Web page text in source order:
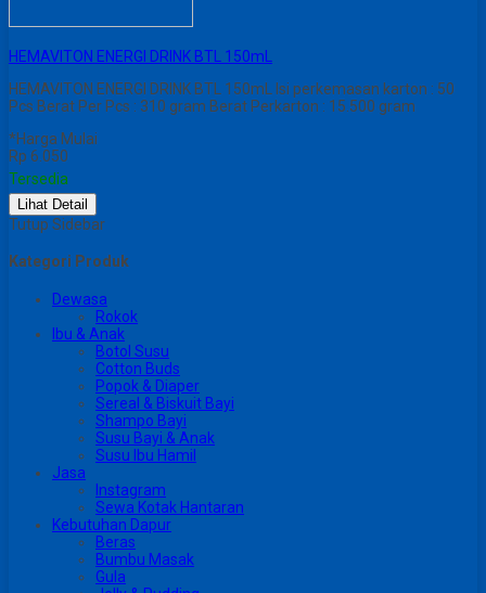
HEMAVITON ENERGI DRINK BTL 150mL
HEMAVITON ENERGI DRINK BTL 150mL Isi perkemasan karton : 50
Pcs Berat Per Pcs : 310 gram Berat Perkarton : 15.500 gram
*Harga Mulai
Rp 6.050
Tersedia
Lihat Detail
Tutup Sidebar
Kategori Produk
Dewasa
Rokok
Ibu & Anak
Botol Susu
Cotton Buds
Popok & Diaper
Sereal & Biskuit Bayi
Shampo Bayi
Susu Bayi & Anak
Susu Ibu Hamil
Jasa
Instagram
Sewa Kotak Hantaran
Kebutuhan Dapur
Beras
Bumbu Masak
Gula